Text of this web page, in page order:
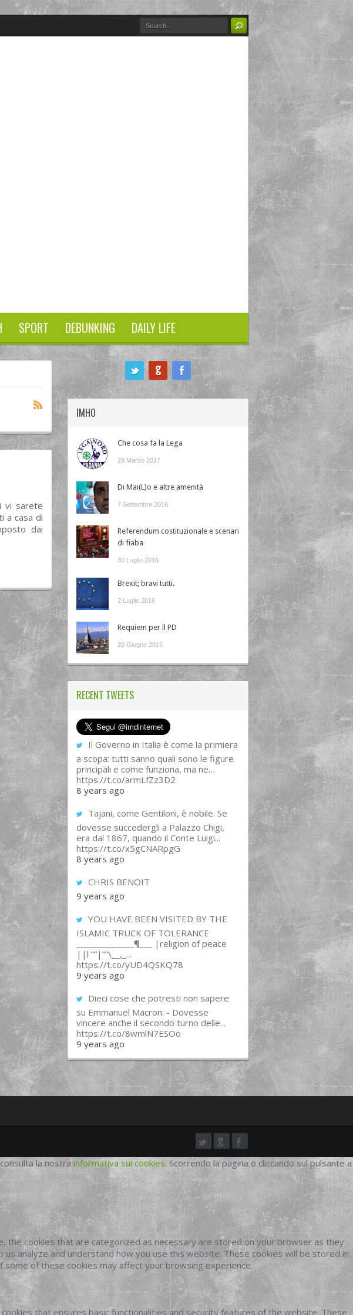
SPORT DEBUNKING DAILY LIFE
vi sarete
a casa di
dai
IMHO
Che cosa fa la Lega
29 Marzo 2017
Di Mai(L)o e altre amenità
7 Settembre 2016
Referendum costituzionale e scenari
di fiaba
30 Luglio 2016
Brexit; bravi tutti.
2 Luglio 2016
Requiem per il PD
20 Giugno 2016
RECENT TWEETS
Il Governo in Italia è come la primiera
a scopa: tutti sanno quali sono le figure
principali e come funziona, ma ne…
https://t.co/armLfZz3D2
8 years ago
Tajani, come Gentiloni, è nobile. Se
dovesse succedergli a Palazzo Chigi,
era dal 1867, quando il Conte Luigi...
https://t.co/x5gCNARpgG
8 years ago
CHRIS BENOIT
9 years ago
YOU HAVE BEEN VISITED BY THE
ISLAMIC TRUCK OF TOLERANCE
______________¶___ |religion of peace
||l “”|””\__,_...
https://t.co/yUD4QSKQ78
9 years ago
Dieci cose che potresti non sapere
su Emmanuel Macron: - Dovesse
vincere anche il secondo turno delle...
https://t.co/8wmlN7ESOo
9 years ago
la nostra informativa sui cookies. Scorrendo la pagina o cliccando sul pulsante a
cookies that are categorized as necessary are stored on your browser as they
analyze and understand how you use this website. These cookies will be stored in
of these cookies may affect your browsing experience.
that ensures basic functionalities and security features of the website. These